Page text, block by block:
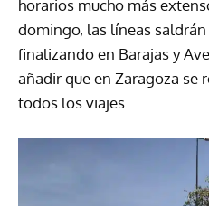
horarios mucho más
domingo, las líneas
finalizando en Barajas y
añadir que en Zaragoza se
todos los viajes.